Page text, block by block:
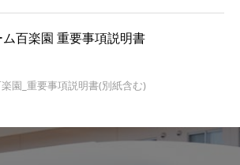
百楽園 重要事項説明書
園_重要事項説明書(別紙含む)